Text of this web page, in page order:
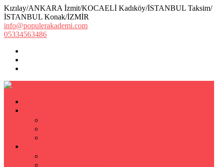
Kızılay/ANKARA İzmit/KOCAELİ Kadıköy/İSTANBUL Taksim/
İSTANBUL Konak/İZMİR
info@populerakademi.com
05334563486